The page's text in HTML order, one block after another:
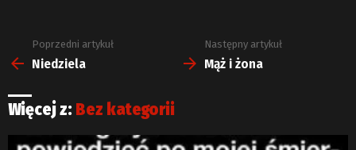
Zobacz
więcej
Poprzedni artykuł
Niedziela
Następny artykuł
Mąż i żona
Więcej z: Bez kategorii